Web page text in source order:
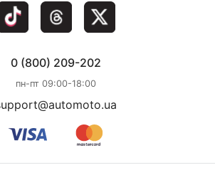
0 (800) 209-202
пн-пт 09:00-18:00